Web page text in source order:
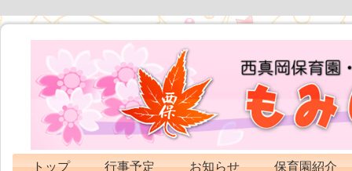
トップ 行事予定 お知らせ 保育園紹介